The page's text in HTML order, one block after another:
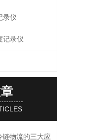
录仪
记录仪
链物流的三大应